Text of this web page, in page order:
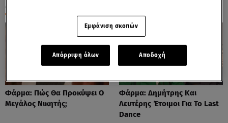
ΟΛΑ ΤΑ ΒΙΝΤΕΟ
Φάρμα: Πώς Θα Προκύψει Ο
Μεγάλος Νικητής;
Φάρμα: Δημήτρης Και
Λευτέρης Έτοιμοι Για Το Last
Dance
Εμφάνιση σκοπών
Απόρριψη όλων Αποδοχή